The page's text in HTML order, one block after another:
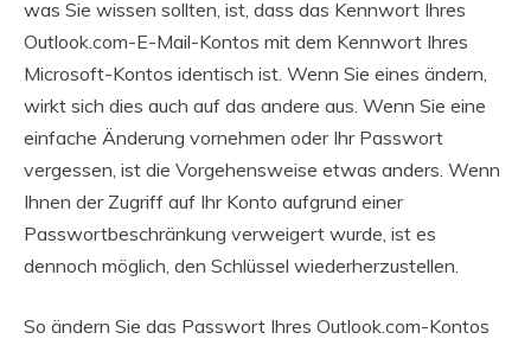
was Sie wissen sollten, ist, dass das Kennwort Ihres
Outlook.com-E-Mail-Kontos mit dem Kennwort Ihres
Microsoft-Kontos identisch ist. Wenn Sie eines ändern,
wirkt sich dies auch auf das andere aus. Wenn Sie eine
einfache Änderung vornehmen oder Ihr Passwort
vergessen, ist die Vorgehensweise etwas anders. Wenn
Ihnen der Zugriff auf Ihr Konto aufgrund einer
Passwortbeschränkung verweigert wurde, ist es
dennoch möglich, den Schlüssel wiederherzustellen.
So ändern Sie das Passwort Ihres Outlook.com-Kontos